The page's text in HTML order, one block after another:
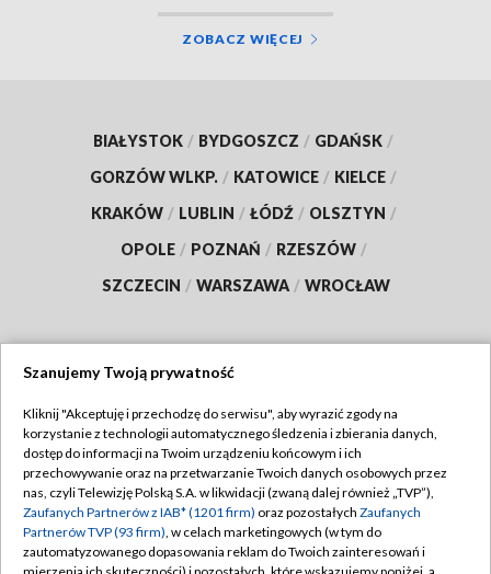
ZOBACZ WIĘCEJ
BIAŁYSTOK / BYDGOSZCZ / GDAŃSK /
GORZÓW WLKP. / KATOWICE / KIELCE /
KRAKÓW / LUBLIN / ŁÓDŹ / OLSZTYN /
OPOLE / POZNAŃ / RZESZÓW /
SZCZECIN / WARSZAWA / WROCŁAW
TVP
Abonament TVP
Emisja w TVP
Centrum informacji TVP
Regulamin TVP
Polityka prywatności
Moje zgody
Szanujemy Twoją prywatność
Kliknij "Akceptuję i przechodzę do serwisu", aby wyrazić zgody na
korzystanie z technologii automatycznego śledzenia i zbierania danych,
dostęp do informacji na Twoim urządzeniu końcowym i ich
przechowywanie oraz na przetwarzanie Twoich danych osobowych przez
nas, czyli Telewizję Polską S.A. w likwidacji (zwaną dalej również „TVP”),
Zaufanych Partnerów z IAB* (1201 firm) oraz pozostałych Zaufanych
Partnerów TVP (93 firm), w celach marketingowych (w tym do
zautomatyzowanego dopasowania reklam do Twoich zainteresowań i